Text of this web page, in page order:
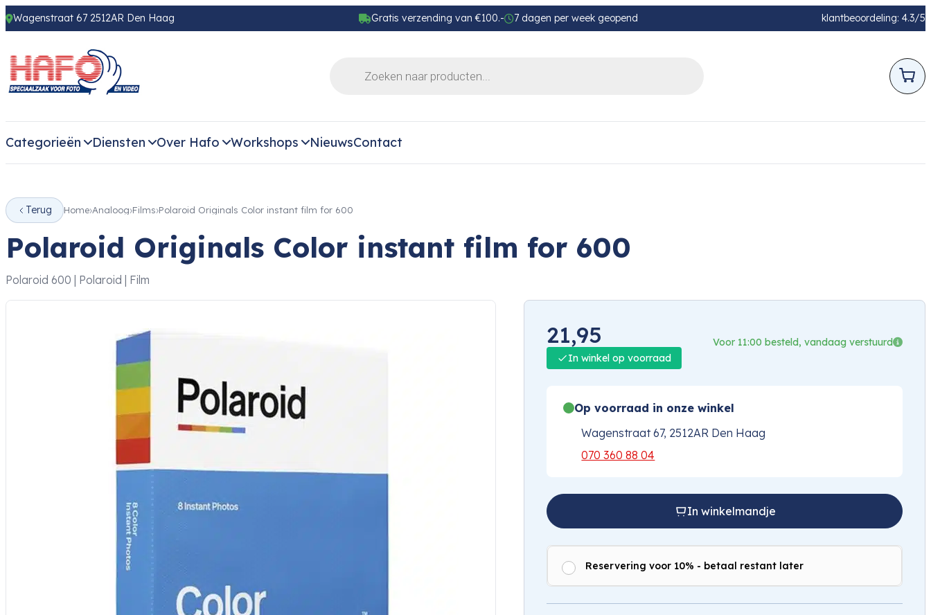
Wagenstraat 67 2512AR Den Haag Gratis verzending van €100.- 7 dagen per week geopend klantbeoordeling: 4.3/5
Categorieën Diensten Over Hafo Workshops NieuwsContact
Terug Home Analoog Films Polaroid Originals Color instant film for 600
Polaroid Originals Color instant film for 600
Polaroid 600 | Polaroid | Film
21,95
Voor 11:00 besteld, vandaag verstuurd
In winkel op voorraad
Op voorraad in onze winkel
Wagenstraat 67, 2512AR Den Haag
070 360 88 04
In winkelmandje
Reservering voor 10% - betaal restant later